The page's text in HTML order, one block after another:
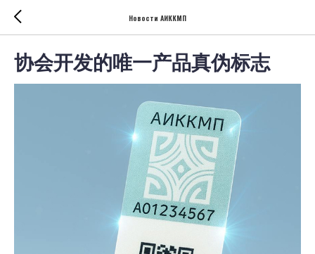
Новости АИККМП
协会开发的唯一产品真伪标志